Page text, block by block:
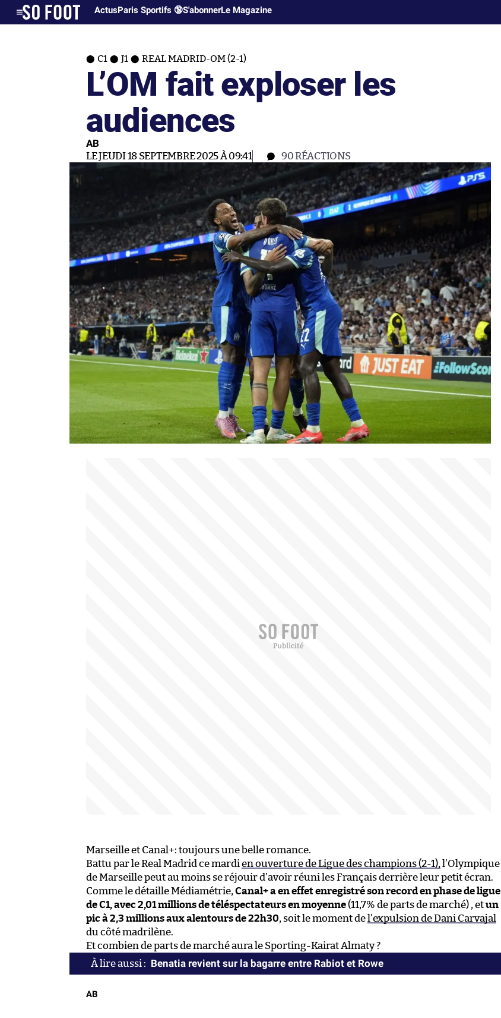
ActusParis Sportifs 🔞S'abonnerLe Magazine
C1 J1 REAL MADRID-OM (2-1)
L’OM fait exploser les
audiences
AB
LE JEUDI 18 SEPTEMBRE 2025 À 09:41 90RÉACTIONS
Marseille et Canal+: toujours une belle romance.
Battu par le Real Madrid ce mardi en ouverture de Ligue des champions (2-1), l’Olympique
de Marseille peut au moins se réjouir d’avoir réuni les Français derrière leur petit écran.
Comme le détaille Médiamétrie, Canal+ a en effet enregistré son record en phase de ligue
de C1, avec 2,01 millions de téléspectateurs en moyenne(11,7% de parts de marché) , etun
pic à 2,3 millions aux alentours de 22h30, soit le moment de l’expulsion de Dani Carvajal
du côté madrilène.
Et combien de parts de marché aura le Sporting-Kairat Almaty ?
Benatia revient sur la bagarre entre Rabiot et Rowe
AB